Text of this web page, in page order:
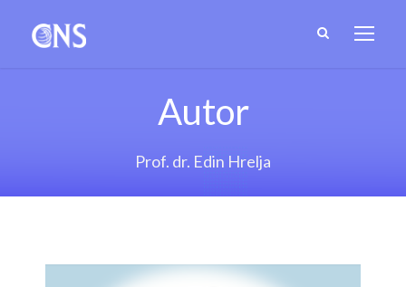
Autor
Prof. dr. Edin Hrelja